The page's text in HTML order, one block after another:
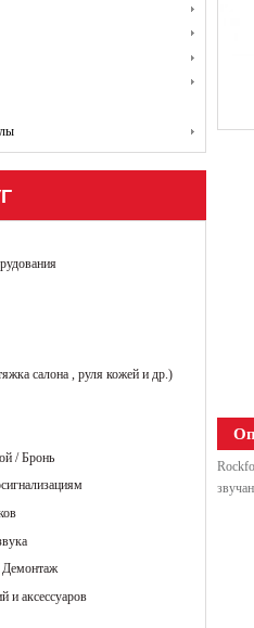
салона , руля кожей и др.)
/ Бронь
Демонтаж
и аксессуаров